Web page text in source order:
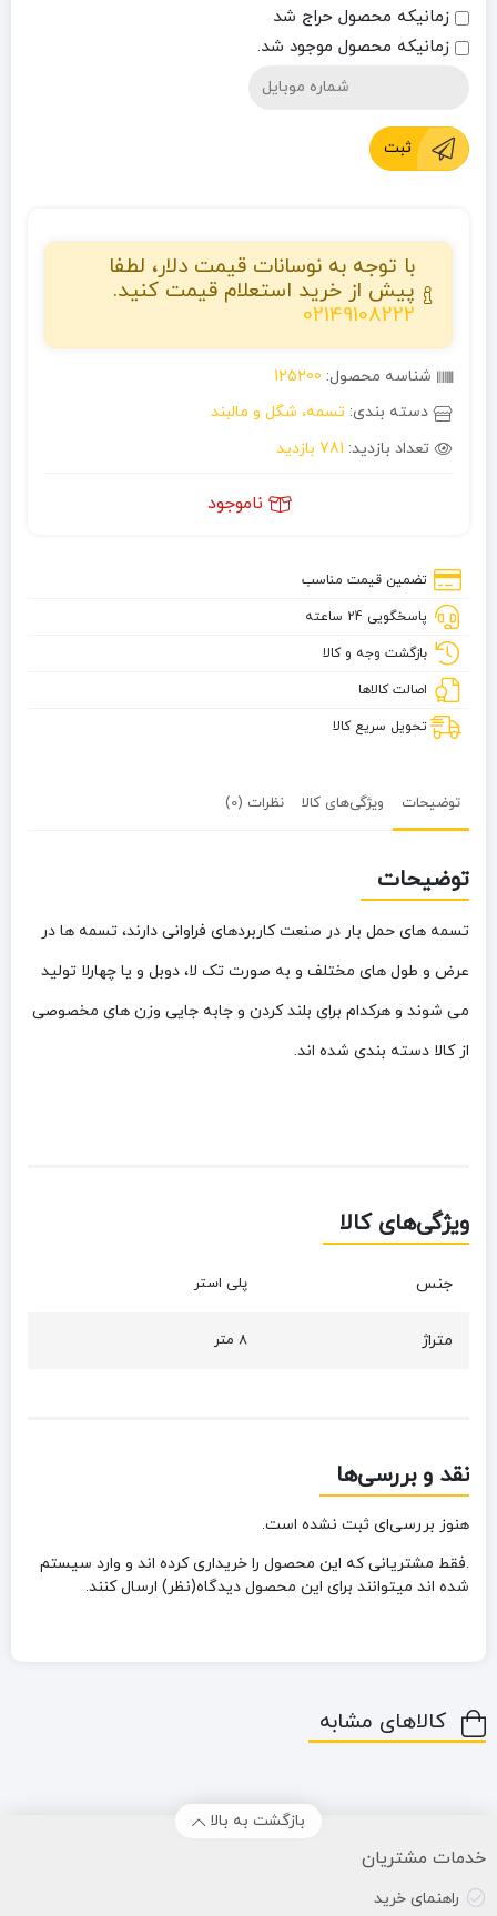
زمانیکه محصول حراج شد
زمانیکه محصول موجود شد.
ثبت
با توجه به نوسانات قیمت دلار، لطفا
پیش از خرید استعلام قیمت کنید.
02149108222
شناسه محصول: 125200
دسته بندی: تسمه، شگل و مالبند
تعداد بازدید: 781 بازدید
ناموجود
تضمین قیمت مناسب
پاسخگویی 24 ساعته
بازگشت وجه و کالا
اصالت کالاها
تحویل سریع کالا
توضیحات ویژگی‌های کالا نظرات (0)
توضیحات
تسمه های حمل بار در صنعت کاربردهای فراوانی دارند، تسمه ها در
عرض و طول های مختلف و به صورت تک لا، دوبل و یا چهارلا تولید
می شوند و هرکدام برای بلند کردن و جابه جایی وزن های مخصوصی
از کالا دسته بندی شده اند.
ویژگی‌های کالا
جنس پلی استر
متراژ 8 متر
نقد و بررسی‌ها
هنوز بررسی‌ای ثبت نشده است.
.فقط مشتریانی که این محصول را خریداری کرده اند و وارد سیستم
شده اند میتوانند برای این محصول دیدگاه(نظر) ارسال کنند.
کالاهای مشابه
بازگشت به بالا
خدمات مشتریان
راهنمای خرید